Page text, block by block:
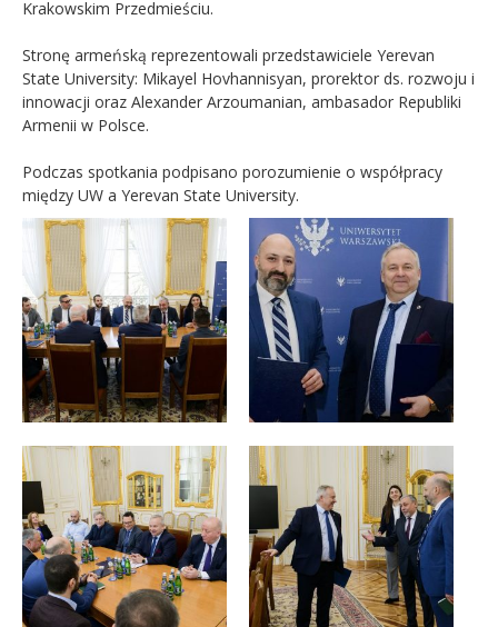
Krakowskim Przedmieściu.
Stronę armeńską reprezentowali przedstawiciele Yerevan
State University: Mikayel Hovhannisyan, prorektor ds. rozwoju i
innowacji oraz Alexander Arzoumanian, ambasador Republiki
Armenii w Polsce.
Podczas spotkania podpisano porozumienie o współpracy
między UW a Yerevan State University.